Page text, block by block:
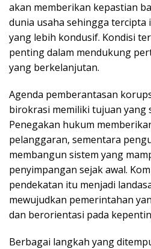
akan memberikan kepastian
dunia usaha sehingga tercipta
yang lebih kondusif. Kondisi
penting dalam mendukung
yang berkelanjutan.
Agenda pemberantasan
birokrasi memiliki tujuan yang
Penegakan hukum
pelanggaran, sementara
membangun sistem yang
penyimpangan sejak awal.
pendekatan itu menjadi
mewujudkan pemerintahan
dan berorientasi pada
Berbagai langkah yang